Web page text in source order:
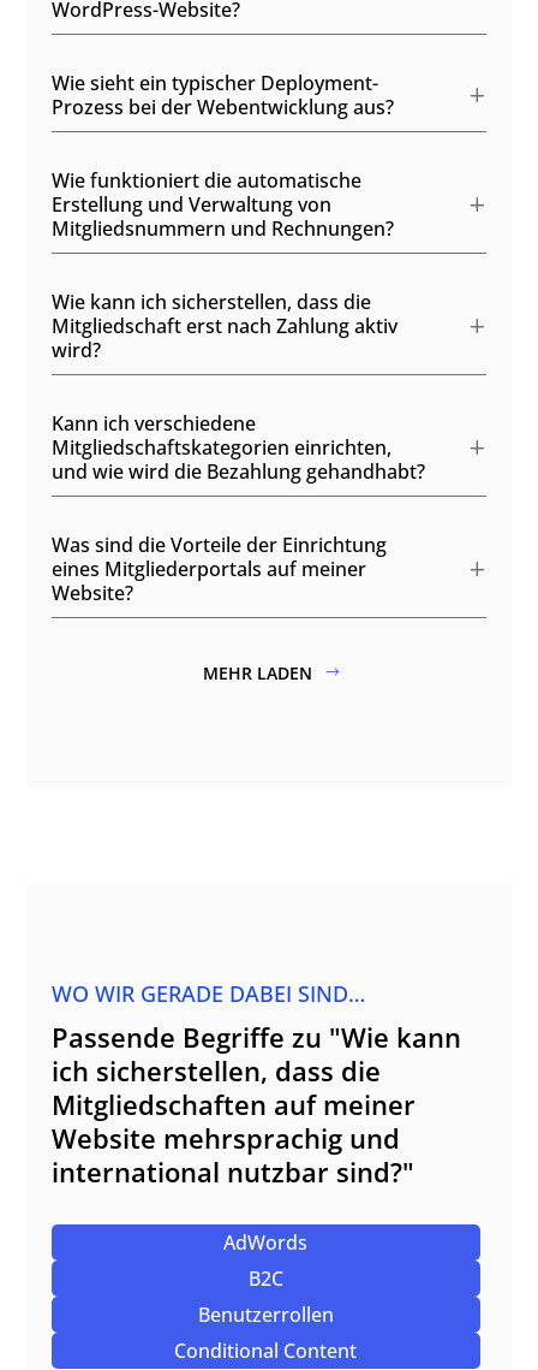
WordPress-Website?
Wie sieht ein typischer Deployment-
Prozess bei der Webentwicklung aus?
Wie funktioniert die automatische
Erstellung und Verwaltung von
Mitgliedsnummern und Rechnungen?
Wie kann ich sicherstellen, dass die
Mitgliedschaft erst nach Zahlung aktiv
wird?
Kann ich verschiedene
Mitgliedschaftskategorien einrichten,
und wie wird die Bezahlung gehandhabt?
Was sind die Vorteile der Einrichtung
eines Mitgliederportals auf meiner
Website?
MEHR LADEN
WO WIR GERADE DABEI SIND…
Passende Begriffe zu "Wie kann
ich sicherstellen, dass die
Mitgliedschaften auf meiner
Website mehrsprachig und
international nutzbar sind?"
AdWords
B2C
Benutzerrollen
Conditional Content